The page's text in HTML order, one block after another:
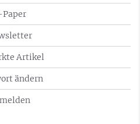
Artikel
ändern